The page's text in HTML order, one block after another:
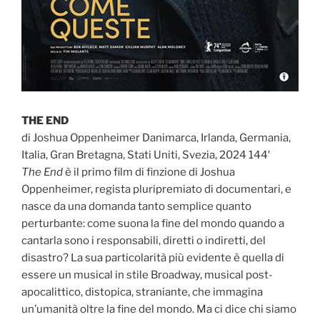
THE END
di Joshua Oppenheimer Danimarca, Irlanda, Germania,
Italia, Gran Bretagna, Stati Uniti, Svezia, 2024 144′
The Endè il primo film di finzione di Joshua
Oppenheimer, regista pluripremiato di documentari, e
nasce da una domanda tanto semplice quanto
perturbante: come suona la fine del mondo quando a
cantarla sono i responsabili, diretti o indiretti, del
disastro? La sua particolarità più evidente è quella di
essere un musical in stile Broadway, musical post-
apocalittico, distopica, straniante, che immagina
un’umanità oltre la fine del mondo. Ma ci dice chi siamo